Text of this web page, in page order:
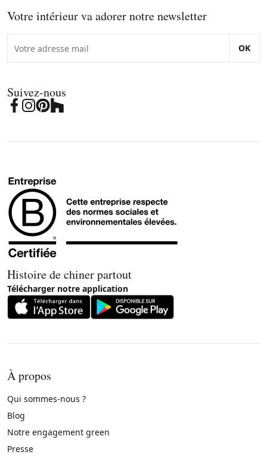
Votre intérieur va adorer notre newsletter
OK
Suivez-nous
Histoire de chiner partout
Télécharger notre application
À propos
Qui sommes-nous ?
Blog
Notre engagement green
Presse